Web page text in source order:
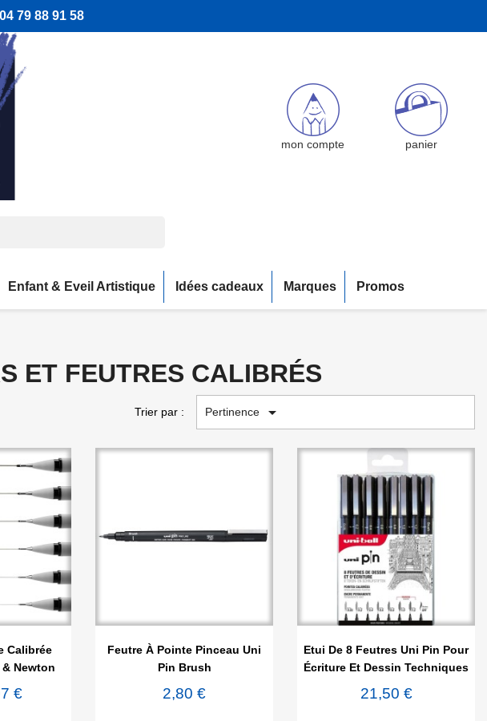
04 79 88 91 58
mon compte panier
Enfant & Eveil Artistique Idées cadeaux Marques Promos
ET FEUTRES CALIBRÉS
Trier par : Pertinence 
Calibrée
Newton
€

Feutre À Pointe Pinceau Uni
Pin Brush
2,80 €

Etui De 8 Feutres Uni Pin Pour
Écriture Et Dessin Techniques
21,50 €